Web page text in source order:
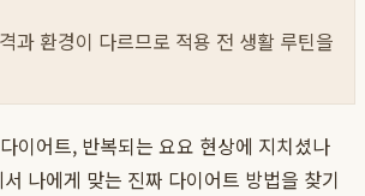
과 환경이 다르므로 적용 전 생활 루틴을
이어트, 반복되는 요요 현상에 지치셨나
나에게 맞는 진짜 다이어트 방법을 찾기